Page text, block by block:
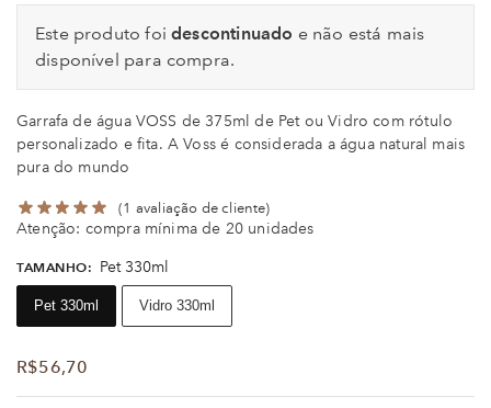
Este produto foidescontinuado e não está mais
disponível para compra.
Garrafa de água VOSS de 375ml de Pet ou Vidro com rótulo
personalizado e fita. A Voss é considerada a água natural mais
pura do mundo
(1 avaliação de cliente)
Atenção: compra mínima de 20 unidades
TAMANHO: Pet 330ml
Pet 330ml Vidro 330ml
R$56,70